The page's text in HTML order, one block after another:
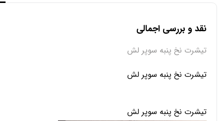
نقد و بررسی اجمالی
تیشرت نخ پنبه سوپر لش
تیشرت نخ پنبه سوپر لش
تیشرت نخ پنبه سوپر لش